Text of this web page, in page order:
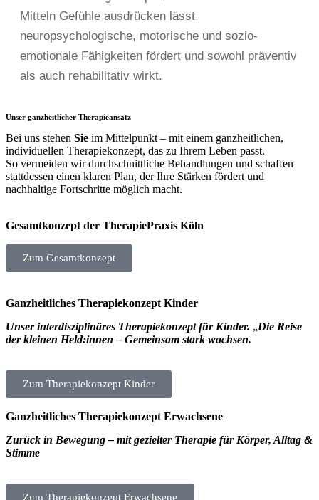
Mitteln Gefühle ausdrücken lässt,
neuropsychologische, motorische und sozio-
emotionale Fähigkeiten fördert und sowohl präventiv
als auch rehabilitativ wirkt.
Unser ganzheitlicher Therapieansatz
Bei uns stehen Sie im Mittelpunkt – mit einem ganzheitlichen,
individuellen Therapiekonzept, das zu Ihrem Leben passt.
So vermeiden wir durchschnittliche Behandlungen und schaffen
stattdessen einen klaren Plan, der Ihre Stärken fördert und
nachhaltige Fortschritte möglich macht.
Gesamtkonzept der TherapiePraxis Köln
Zum Gesamtkonzept
Ganzheitliches Therapiekonzept Kinder
Unser interdisziplinäres Therapiekonzept für Kinder. „Die Reise
der kleinen Held:innen – Gemeinsam stark wachsen.
Zum Therapiekonzept Kinder
Ganzheitliches Therapiekonzept Erwachsene
Zurück in Bewegung – mit gezielter Therapie für Körper, Alltag &
Stimme
Zum Therapiekonzept Erwachsene